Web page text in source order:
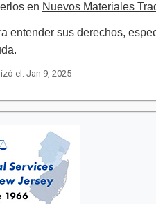
en Nuevos Materiales
entender sus derechos,
el: Jan 9, 2025